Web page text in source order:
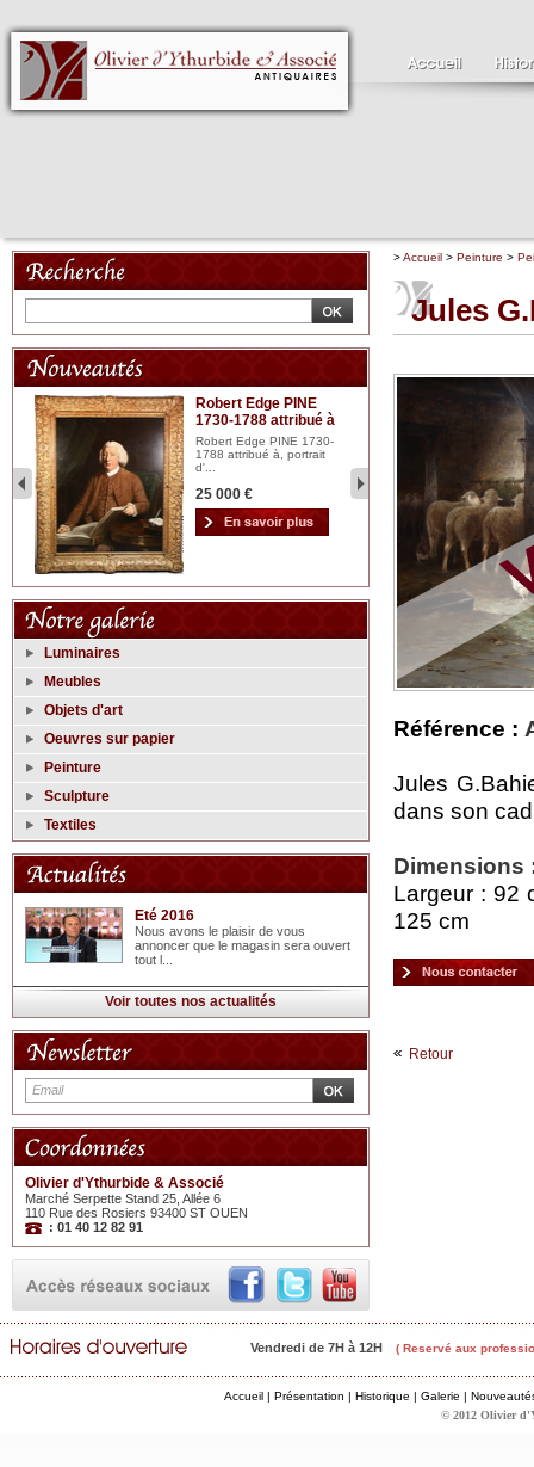
Robert Edge PINE
1730-1788 attribué à
Robert Edge PINE 1730-
1788 attribué à, portrait
d'...
25 000 € 2
Luminaires
Meubles
Objets d'art
Oeuvres sur papier
Peinture
Sculpture
Textiles
Eté 2016
Nous avons le plaisir de vous
annoncer que le magasin sera ouvert
tout l...
Voir toutes nos actualités
Olivier d'Ythurbide & Associé
Marché Serpette Stand 25, Allée 6
110 Rue des Rosiers 93400 ST OUEN
: 01 40 12 82 91
>Accueil > Peinture >
Jules
Référence :
Jules
dans son
Dimensions
Largeur : 92
125 cm
Retour
Vendredi de 7H à 12H ( Reservé aux
Accueil | Présentation | Historique | Galerie |
© 2012 Olivier